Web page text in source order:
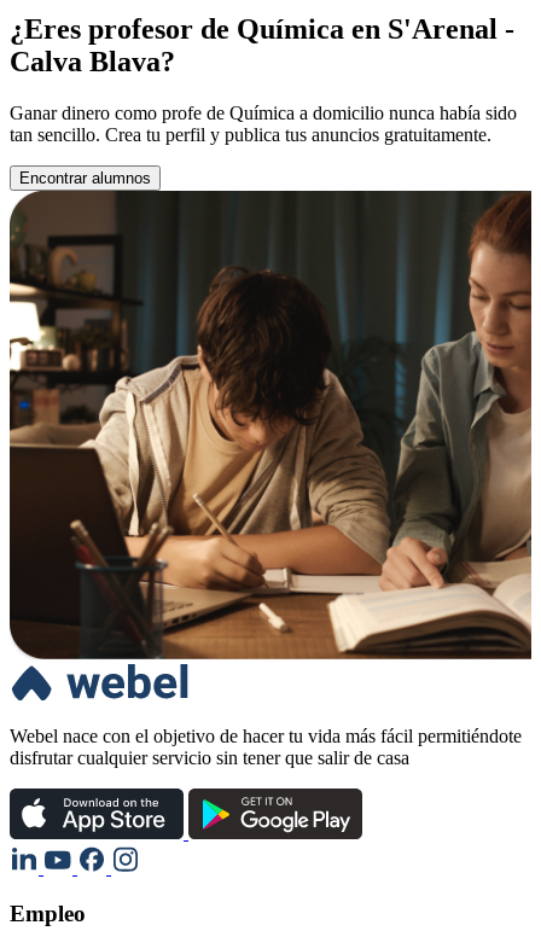
¿Eres profesor de Química en S'Arenal -
Calva Blava?
Ganar dinero como profe de Química a domicilio nunca había sido
tan sencillo. Crea tu perfil y publica tus anuncios gratuitamente.
Encontrar alumnos
Webel nace con el objetivo de hacer tu vida más fácil permitiéndote
disfrutar cualquier servicio sin tener que salir de casa
Empleo